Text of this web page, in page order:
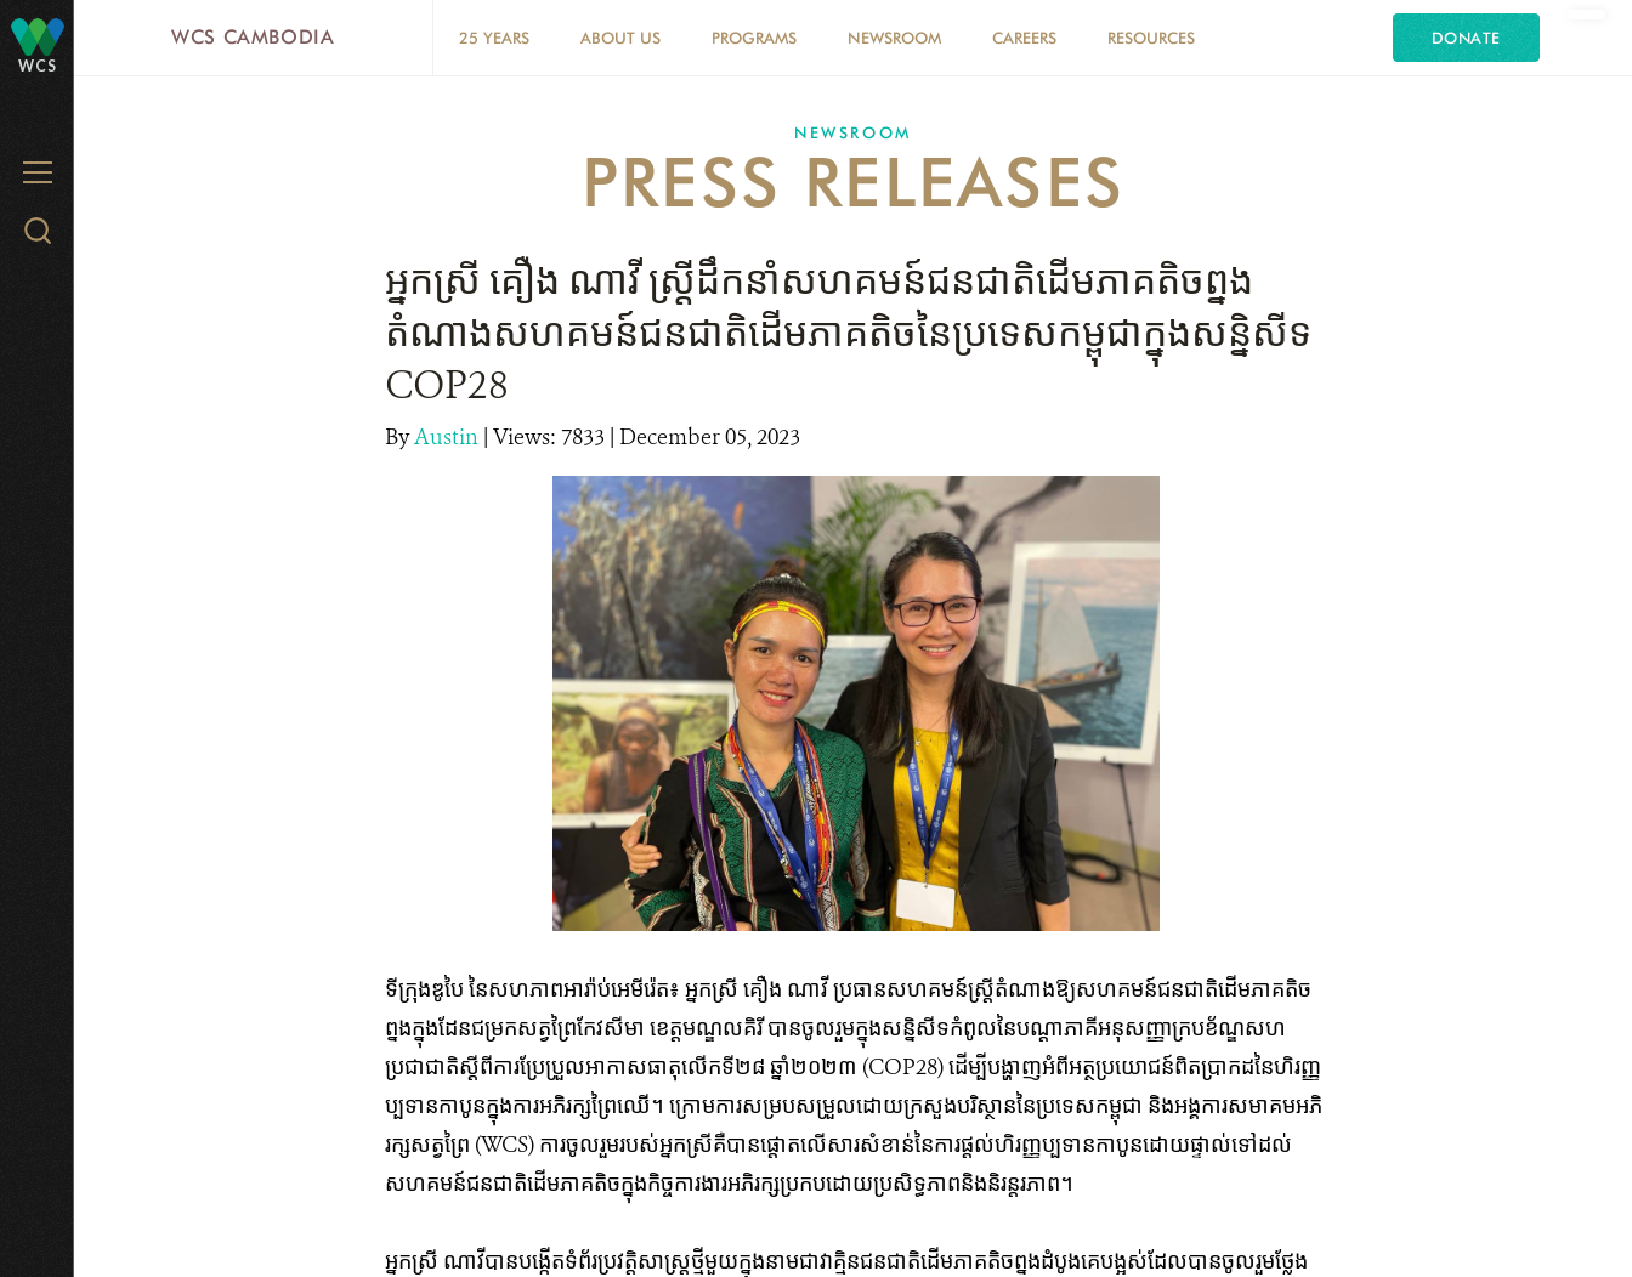
WCS
MENU
Search
WCS CAMBODIA 25 YEARS ABOUT US PROGRAMS NEWSROOM CAREERS RESOURCES DONATE
NEWSROOM
PRESS RELEASES
អ្នកស្រី គឿង ណាវី ស្រ្តីដឹកនាំសហគមន៍ជនជាតិដើមភាគតិចព្នង
តំណាងសហគមន៍ជនជាតិដើមភាគតិចនៃប្រទេសកម្ពុជាក្នុងសន្និសីទ
COP28
ByAustin | Views: 7833 | December 05, 2023
ទីក្រុងឌូបៃ នៃសហភាព​អារ៉ាប់​អេមី​រ៉េត​៖ អ្នកស្រី គឿង ណាវី ប្រធានសហគមន៍ស្រ្តីតំណាងឱ្យ​សហគមន៍​ជនជាតិ​ដើម​ភាគ​តិច​
ព្នង​​ក្នុង​ដែន​ជម្រក​សត្វ​ព្រៃ​កែវ​សីមា​ ខេត្ត​មណ្ឌល​គិ​រី​ បាន​ចូល​រួម​ក្នុង​សន្និសីទ​កំពូល​នៃ​បណ្ដា​ភាគី​អនុសញ្ញាក្របខ័ណ្ឌ​សហ​
ប្រជាជាតិ​​ស្ដី​ពី​ការ​ប្រែ​ប្រួល​អាកាស​ធាតុ​​លើកទី២៨ ឆ្នាំ២០២៣ (COP28) ដើម្បី​បង្ហាញ​អំពី​​អត្ថ​ប្រយោជន៍​ពិត​ប្រា​កដ​​​នៃ​​ហិរញ្ញ​
ប្បទាន​កាបូន​ក្នុង​ការ​អភិរក្ស​ព្រៃ​ឈើ​។​ ក្រោម​ការ​សម្រប​សម្រួល​​ដោយ​ក្រសួង​បរិស្ថាន​​នៃ​ប្រទេស​កម្ពុជា​ ​និង​អង្គការ​សមាគម​អភិ
រក្ស​សត្វ​ព្រៃ​ (WCS)​ ការ​ចូល​រួម​របស់​អ្នក​ស្រី​គឺ​​បានផ្តោត​លើ​​សារ​សំខាន់​នៃការ​​ផ្តល់​​ហិរញ្ញប្បទានកាបូនដោយ​ផ្ទាល់​​ទៅដល់​​
សហគមន៍ជនជាតិដើម​ភាគតិច​ក្នុ​ង​កិច្ច​ការ​ងារ​អភិរក្ស​ប្រកបដោយ​ប្រសិទ្ធភាពនិងនិរន្តរភាព។
អ្នកស្រី ណាវី​បាន​បង្កើតទំព័រប្រវត្តិសាស្រ្តថ្មីមួយក្នុងនាមជាវាគ្មិនជនជាតិដើមភាគតិចព្នងដំបូងគេបង្អស់​​ដែល​​បាន​​ចូល​​រួម​ថ្លែង​​​​​​